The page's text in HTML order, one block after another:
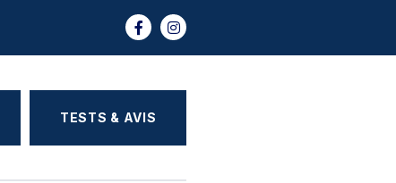
TESTS & AVIS